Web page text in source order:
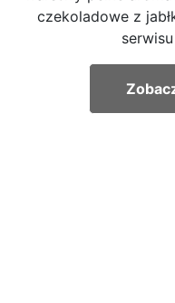
czekoladowe z